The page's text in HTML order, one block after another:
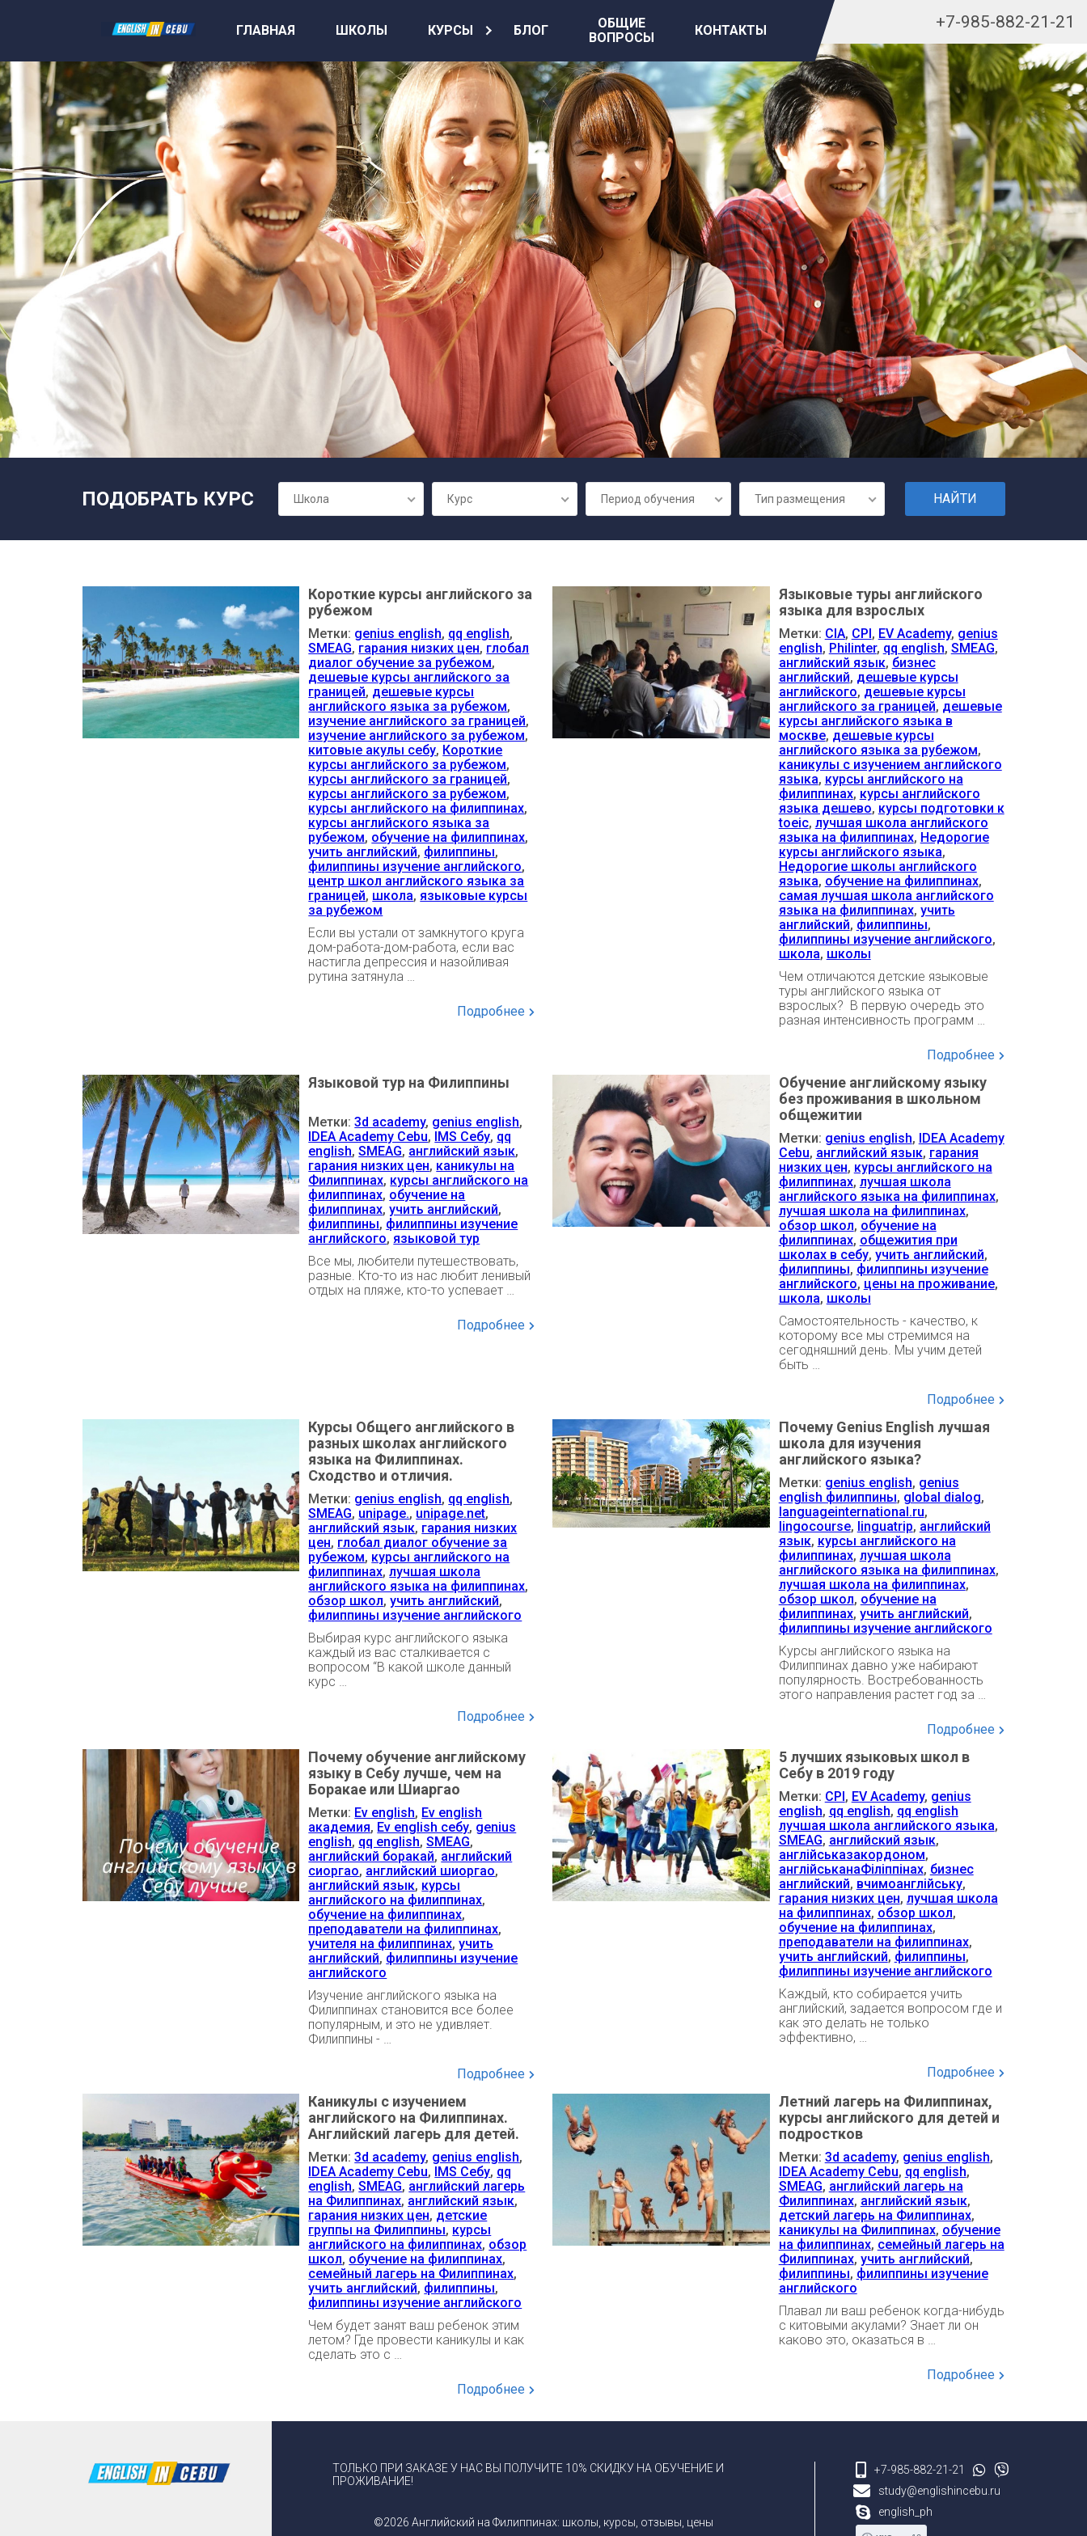
ГЛАВНАЯ ШКОЛЫ КУРСЫ БЛОГ
ОБЩИЕ
ВОПРОСЫ
КОНТАКТЫ +7-985-882-21-21
ПОДОБРАТЬ КУРС Школа Курс Период обучения Тип размещения
Короткие курсы английского за
рубежом
Метки: genius english, qq english,
SMEAG, гарания низких цен, глобал
диалог обучение за рубежом,
дешевые курсы английского за
границей, дешевые курсы
английского языка за рубежом,
изучение английского за границей,
изучение английского за рубежом,
китовые акулы себу, Короткие
курсы английского за рубежом,
курсы английского за границей,
курсы английского за рубежом,
курсы английского на филиппинах,
курсы английского языка за
рубежом, обучение на филиппинах,
учить английский, филиппины,
филиппины изучение английского,
центр школ английского языка за
границей, школа,языковые курсы
за рубежом
Если вы устали от замкнутого круга
дом-работа-дом-работа, если вас
настигла депрессия и назойливая
рутина затянула …
Подробнее
Языковые туры английского
языка для взрослых
Метки: CIA, CPI, EV Academy, genius
english, Philinter, qq english, SMEAG,
английский язык, бизнес
английский, дешевые курсы
английского, дешевые курсы
английского за границей, дешевые
курсы английского языка в
москве, дешевые курсы
английского языка за рубежом,
каникулы с изучением английского
языка, курсы английского на
филиппинах, курсы английского
языка дешево, курсы подготовки к
toeic, лучшая школа английского
языка на филиппинах, Недорогие
курсы английского языка,
Недорогие школы английского
языка, обучение на филиппинах,
самая лучшая школа английского
языка на филиппинах, учить
английский, филиппины,
филиппины изучение английского,
школа, школы
Чем отличаются детские языковые
туры английского языка от
взрослых? В первую очередь это
разная интенсивность программ …
Подробнее
Языковой тур на Филиппины
Метки:3d academy, genius english,
IDEA Academy Cebu, IMS Себу, qq
english,SMEAG, английский язык,
гарания низких цен, каникулы на
Филиппинах, курсы английского на
филиппинах, обучение на
филиппинах,учить английский,
филиппины, филиппины изучение
английского,языковой тур
Все мы, любители путешествовать,
разные. Кто-то из нас любит ленивый
отдых на пляже, кто-то успевает …
Подробнее
Обучение английскому языку
без проживания в школьном
общежитии
Метки: genius english, IDEA Academy
Cebu, английский язык, гарания
низких цен, курсы английского на
филиппинах, лучшая школа
английского языка на филиппинах,
лучшая школа на филиппинах,
обзор школ, обучение на
филиппинах, общежития при
школах в себу, учить английский,
филиппины, филиппины изучение
английского, цены на проживание,
школа, школы
Самостоятельность - качество, к
которому все мы стремимся на
сегодняшний день. Мы учим детей
быть …
Подробнее
Курсы Общего английского в
разных школах английского
языка на Филиппинах.
Сходство и отличия.
Метки: genius english, qq english,
SMEAG, unipage., unipage.net,
английский язык, гарания низких
цен, глобал диалог обучение за
рубежом, курсы английского на
филиппинах,лучшая школа
английского языка на филиппинах,
обзор школ,учить английский,
филиппины изучение английского
Выбирая курс английского языка
каждый из вас сталкивается с
вопросом “В какой школе данный
курс …
Подробнее
Почему Genius English лучшая
школа для изучения
английского языка?
Метки: genius english, genius
english филиппины, global dialog,
languageinternational.ru,
lingocourse, linguatrip, английский
язык, курсы английского на
филиппинах, лучшая школа
английского языка на филиппинах,
лучшая школа на филиппинах,
обзор школ, обучение на
филиппинах, учить английский,
филиппины изучение английского
Курсы английского языка на
Филиппинах давно уже набирают
популярность. Востребованность
этого направления растет год за …
Подробнее
Почему обучение английскому
языку в Себу лучше, чем на
Боракае или Шиаргао
Метки: Ev english, Ev english
академия, Ev english себу, genius
english, qq english,SMEAG,
английский боракай, английский
сиоргао, английский шиоргао,
английский язык, курсы
английского на филиппинах,
обучение на филиппинах,
преподаватели на филиппинах,
учителя на филиппинах,учить
английский, филиппины изучение
английского
Изучение английского языка на
Филиппинах становится все более
популярным, и это не удивляет.
Филиппины - …
Подробнее
5 лучших языковых школ в
Себу в 2019 году
Метки: CPI, EV Academy, genius
english, qq english, qq english
лучшая школа английского языка,
SMEAG, английский язык,
англійськазакордоном,
англійськанаФіліппінах, бизнес
английский, вчимоанглійську,
гарания низких цен, лучшая школа
на филиппинах, обзор школ,
обучение на филиппинах,
преподаватели на филиппинах,
учить английский, филиппины,
филиппины изучение английского
Каждый, кто собирается учить
английский, задается вопросом где и
как это делать не только
эффективно, …
Подробнее
Каникулы с изучением
английского на Филиппинах.
Английский лагерь для детей.
Метки:3d academy, genius english,
IDEA Academy Cebu, IMS Себу, qq
english,SMEAG, английский лагерь
на Филиппинах, английский язык,
гарания низких цен, детские
группы на Филиппины, курсы
английского на филиппинах, обзор
школ, обучение на филиппинах,
семейный лагерь на Филиппинах,
учить английский, филиппины,
филиппины изучение английского
Чем будет занят ваш ребенок этим
летом? Где провести каникулы и как
сделать это с …
Подробнее
Летний лагерь на Филиппинах,
курсы английского для детей и
подростков
Метки: 3d academy, genius english,
IDEA Academy Cebu, qq english,
SMEAG, английский лагерь на
Филиппинах, английский язык,
детский лагерь на Филиппинах,
каникулы на Филиппинах, обучение
на филиппинах, семейный лагерь на
Филиппинах, учить английский,
филиппины, филиппины изучение
английского
Плавал ли ваш ребенок когда-нибудь
с китовыми акулами? Знает ли он
каково это, оказаться в …
Подробнее
ТОЛЬКО ПРИ ЗАКАЗЕ У НАС ВЫ ПОЛУЧИТЕ 10% СКИДКУ НА ОБУЧЕНИЕ И
ПРОЖИВАНИЕ!
©2026 Английский на Филиппинах: школы, курсы, отзывы, цены
+7-985-882-21-21
study@englishincebu.ru
english_ph